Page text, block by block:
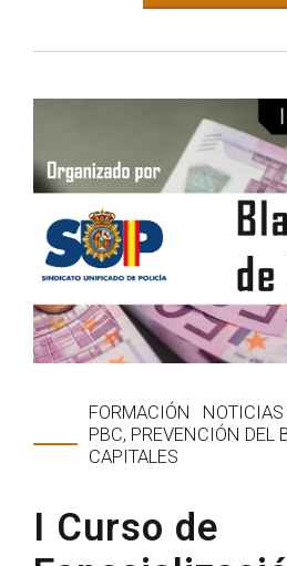
FORMACIÓN
NOTICIAS
PBC, PREVENCIÓN DEL
CAPITALES
I Curso de